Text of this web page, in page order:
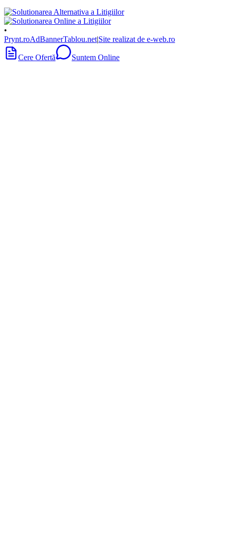
•
Prynt.roAdBannerTablou.net|Site realizat de e-web.ro
Cere Ofertă Suntem Online